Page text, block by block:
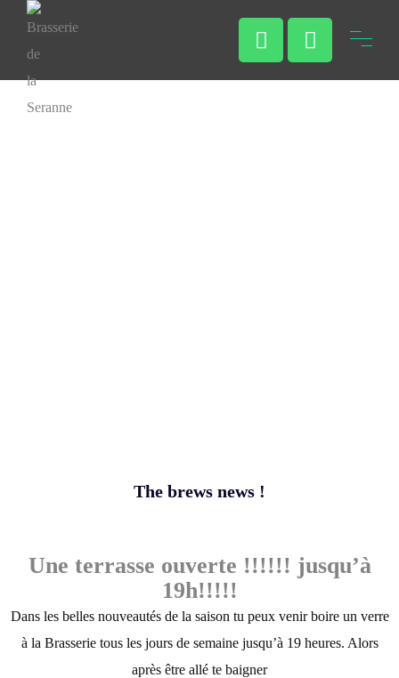
The brews news !
Une terrasse ouverte !!!!!! jusqu’à
19h!!!!!
Dans les belles nouveautés de la saison tu peux venir boire un verre
à la Brasserie tous les jours de semaine jusqu’à 19 heures. Alors
après être allé te baigner